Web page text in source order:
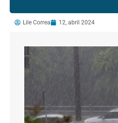
Lile Correa 12, abril 2024